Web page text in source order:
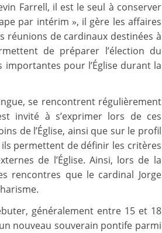
Farrell, il est le seul à conserver
par intérim », il gère les affaires
réunions de cardinaux destinées à
de préparer l’élection du
pour l’Église durant la
se rencontrent régulièrement
invité à s’exprimer lors de ces
de l’Église, ainsi que sur le profil
permettent de définir les critères
de l’Église. Ainsi, lors de la
rencontres que le cardinal Jorge
généralement entre 15 et 18
nouveau souverain pontife parmi